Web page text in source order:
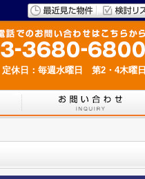
定休日：毎週水曜日 第2・4木曜日